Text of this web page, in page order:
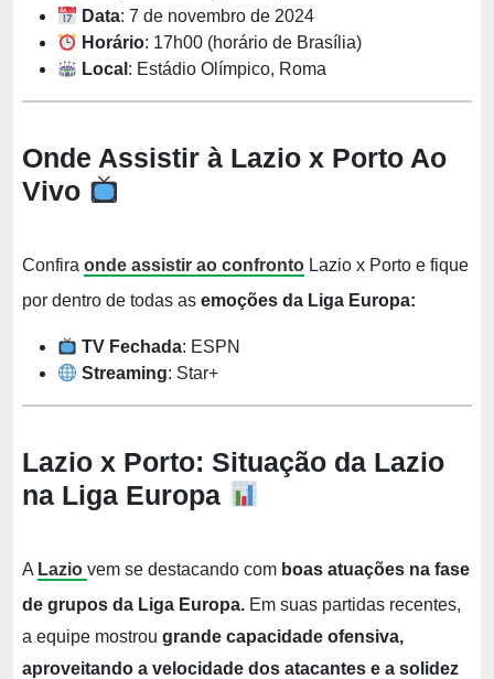
Data: 7 de novembro de 2024
Horário: 17h00 (horário de Brasília)
Local : Estádio Olímpico, Roma
Onde Assistir à Lazio x Porto Ao
Vivo
Confira onde assistir ao confronto Lazio x Porto e fique
por dentro de todas as emoções da Liga Europa:
TV Fechada: ESPN
Streaming: Star+
Lazio x Porto: Situação da Lazio
na Liga Europa
A Lazio vem se destacando com boas atuações na fase
de grupos da Liga Europa. Em suas partidas recentes,
a equipe mostrou grande capacidade ofensiva,
aproveitando a velocidade dos atacantes e a solidez